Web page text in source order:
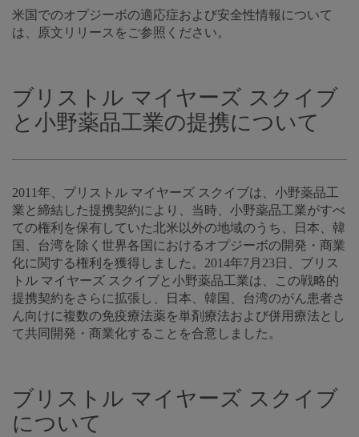
米国でのオプジーボの適応症および安全性情報について
は、原文リリースをご参照ください。
ブリストル マイヤーズ スクイブ
と小野薬品工業の提携について
2011年、ブリストル マイヤーズ スクイブは、小野薬品工
業と締結した提携契約により、当時、小野薬品工業がすべ
ての権利を保有していた北米以外の地域のうち、日本、韓
国、台湾を除く世界各国におけるオプジーボの開発・商業
化に関する権利を獲得しました。2014年7月23日、ブリス
トル マイヤーズ スクイブと小野薬品工業は、この戦略的
提携契約をさらに拡張し、日本、韓国、台湾のがん患者さ
ん向けに複数の免疫療法薬を単剤療法および併用療法とし
て共同開発・商業化することを合意しました。
ブリストル マイヤーズ スクイブ
について